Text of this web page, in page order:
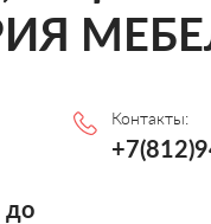
Контакты:
до